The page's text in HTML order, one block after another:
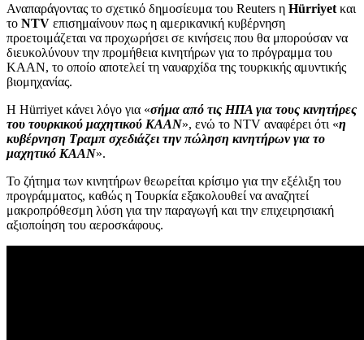
Αναπαράγοντας το σχετικό δημοσίευμα του Reuters η Hürriyet και
το NTV επισημαίνουν πως η αμερικανική κυβέρνηση
προετοιμάζεται να προχωρήσει σε κινήσεις που θα μπορούσαν να
διευκολύνουν την προμήθεια κινητήρων για το πρόγραμμα του
KAAN, το οποίο αποτελεί τη ναυαρχίδα της τουρκικής αμυντικής
βιομηχανίας.
Η Hürriyet κάνει λόγο για «σήμα από τις ΗΠΑ για τους κινητήρες
του τουρκικού μαχητικού KAAN», ενώ το NTV αναφέρει ότι «η
κυβέρνηση Τραμπ σχεδιάζει την πώληση κινητήρων για το
μαχητικό KAAN».
Το ζήτημα των κινητήρων θεωρείται κρίσιμο για την εξέλιξη του
προγράμματος, καθώς η Τουρκία εξακολουθεί να αναζητεί
μακροπρόθεσμη λύση για την παραγωγή και την επιχειρησιακή
αξιοποίηση του αεροσκάφους.